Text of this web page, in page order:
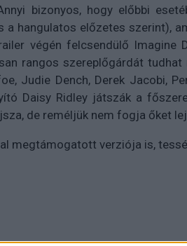
bizonyos, hogy előbbi
hangulatos előzetes szerint),
végén felcsendülő Imagine
rangos szereplőgárdát tudhat
Judie Dench, Derek Jacobi,
Daisy Ridley játszák a
de reméljük nem fogja őket
megtámogatott verziója is,